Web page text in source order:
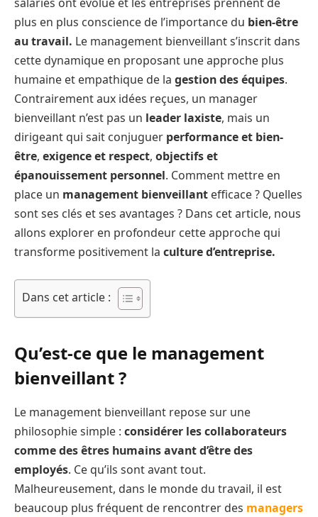
salariés ont évolué et les entreprises prennent de
plus en plus conscience de l’importance du bien-être
au travail. Le management bienveillant s’inscrit dans
cette dynamique en proposant une approche plus
humaine et empathique de la gestion des équipes.
Contrairement aux idées reçues, un manager
bienveillant n’est pas un leader laxiste, mais un
dirigeant qui sait conjuguer performance et bien-
être, exigence et respect, objectifs et
épanouissement personnel. Comment mettre en
place un management bienveillant efficace ? Quelles
sont ses clés et ses avantages ? Dans cet article, nous
allons explorer en profondeur cette approche qui
transforme positivement la culture d’entreprise.
Dans cet article :
Qu’est-ce que le management
bienveillant ?
Le management bienveillant repose sur une
philosophie simple : considérer les collaborateurs
comme des êtres humains avant d’être des
employés. Ce qu’ils sont avant tout.
Malheureusement, dans le monde du travail, il est
beaucoup plus fréquent de rencontrer des managers